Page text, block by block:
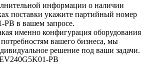
информации о наличии
поставки укажите партийный номер
PB в вашем запросе.
именно конфигурация оборудования
потребностям вашего бизнеса, мы
решение под ваши задачи.
PB